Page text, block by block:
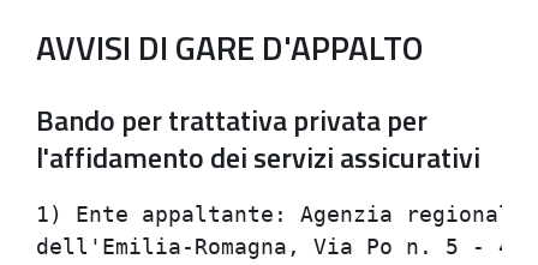
AVVISI DI GARE D'APPALTO
Bando per trattativa privata per
l'affidamento dei servizi assicurativi
1) Ente appaltante: Agenzia
dell'Emilia-Romagna, Via Po n.